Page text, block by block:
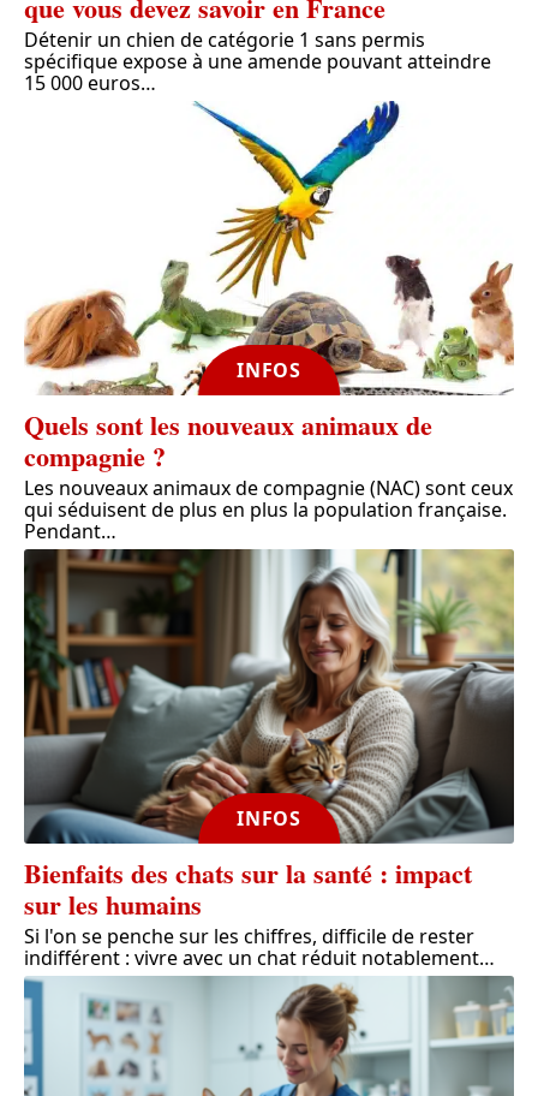
que vous devez savoir en France
Détenir un chien de catégorie 1 sans permis
spécifique expose à une amende pouvant atteindre
15 000 euros…
INFOS
Quels sont les nouveaux animaux de
compagnie ?
Les nouveaux animaux de compagnie (NAC) sont ceux
qui séduisent de plus en plus la population française.
Pendant…
INFOS
Bienfaits des chats sur la santé : impact
sur les humains
Si l'on se penche sur les chiffres, difficile de rester
indifférent : vivre avec un chat réduit notablement…